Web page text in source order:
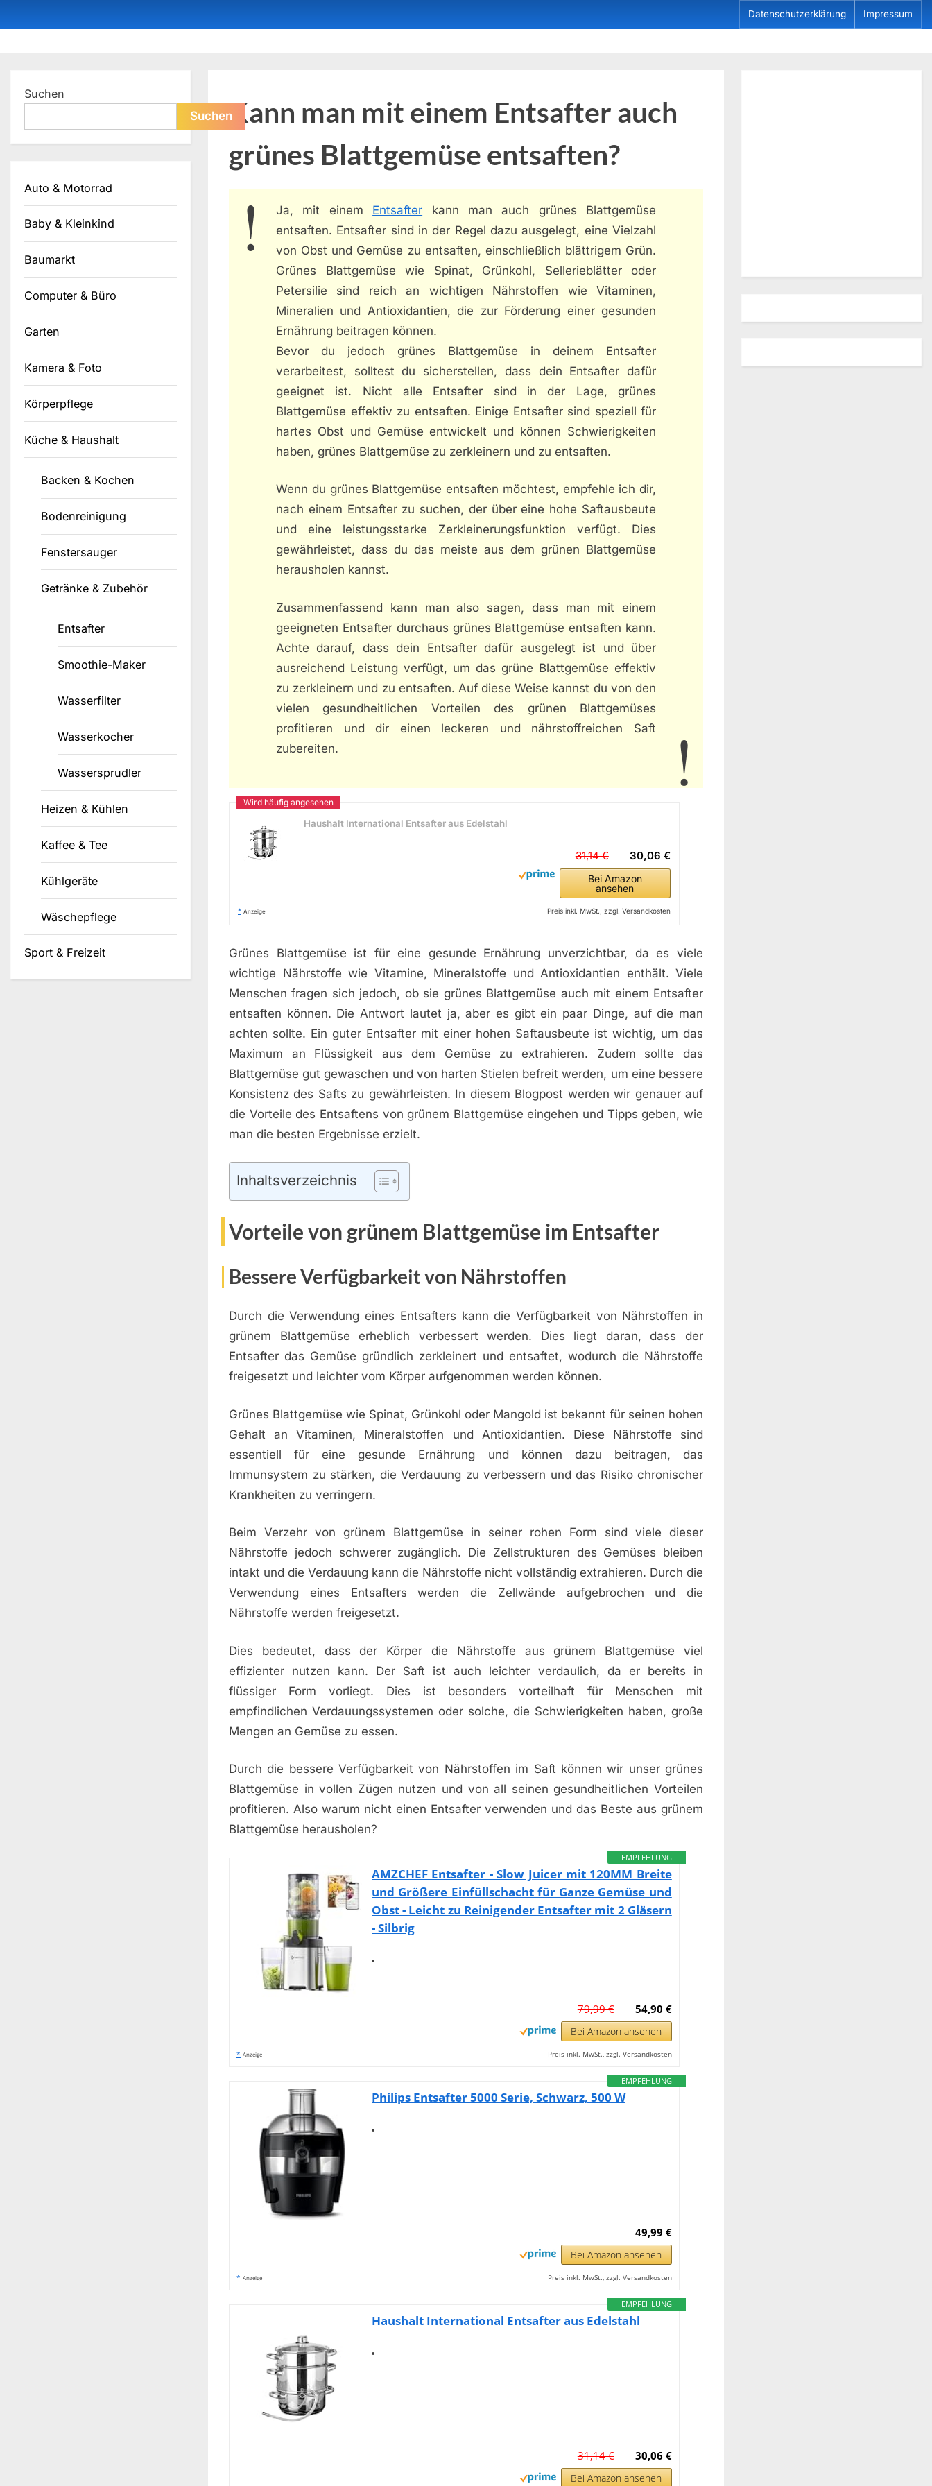
to
Datenschutzerklärung Impressum
Kann man mit einem Entsafter auch
grünes Blattgemüse entsaften?
Ja, mit einem Entsafter kann man auch grünes Blattgemüse
entsaften. Entsafter sind in der Regel dazu ausgelegt, eine Vielzahl
von Obst und Gemüse zu entsaften, einschließlich blättrigem Grün.
Grünes Blattgemüse wie Spinat, Grünkohl, Sellerieblätter oder
Petersilie sind reich an wichtigen Nährstoffen wie Vitaminen,
Mineralien und Antioxidantien, die zur Förderung einer gesunden
Ernährung beitragen können.
Bevor du jedoch grünes Blattgemüse in deinem Entsafter
verarbeitest, solltest du sicherstellen, dass dein Entsafter dafür
geeignet ist. Nicht alle Entsafter sind in der Lage, grünes
Blattgemüse effektiv zu entsaften. Einige Entsafter sind speziell für
hartes Obst und Gemüse entwickelt und können Schwierigkeiten
haben, grünes Blattgemüse zu zerkleinern und zu entsaften.
Wenn du grünes Blattgemüse entsaften möchtest, empfehle ich dir,
nach einem Entsafter zu suchen, der über eine hohe Saftausbeute
und eine leistungsstarke Zerkleinerungsfunktion verfügt. Dies
gewährleistet, dass du das meiste aus dem grünen Blattgemüse
herausholen kannst.
Zusammenfassend kann man also sagen, dass man mit einem
geeigneten Entsafter durchaus grünes Blattgemüse entsaften kann.
Achte darauf, dass dein Entsafter dafür ausgelegt ist und über
ausreichend Leistung verfügt, um das grüne Blattgemüse effektiv
zu zerkleinern und zu entsaften. Auf diese Weise kannst du von den
vielen gesundheitlichen Vorteilen des grünen Blattgemüses
profitieren und dir einen leckeren und nährstoffreichen Saft
zubereiten.
Haushalt International Entsafter aus Edelstahl
30,06 €
31,14 €
Bei Amazon
ansehen
* Anzeige Preis inkl. MwSt., zzgl. Versandkosten
Grünes Blattgemüse ist für eine gesunde Ernährung unverzichtbar, da es viele
wichtige Nährstoffe wie Vitamine, Mineralstoffe und Antioxidantien enthält. Viele
Menschen fragen sich jedoch, ob sie grünes Blattgemüse auch mit einem Entsafter
entsaften können. Die Antwort lautet ja, aber es gibt ein paar Dinge, auf die man
achten sollte. Ein guter Entsafter mit einer hohen Saftausbeute ist wichtig, um das
Maximum an Flüssigkeit aus dem Gemüse zu extrahieren. Zudem sollte das
Blattgemüse gut gewaschen und von harten Stielen befreit werden, um eine bessere
Konsistenz des Safts zu gewährleisten. In diesem Blogpost werden wir genauer auf
die Vorteile des Entsaftens von grünem Blattgemüse eingehen und Tipps geben, wie
man die besten Ergebnisse erzielt.
Inhaltsverzeichnis
Vorteile von grünem Blattgemüse im Entsafter
Bessere Verfügbarkeit von Nährstoffen
Durch die Verwendung eines Entsafters kann die Verfügbarkeit von Nährstoffen in
grünem Blattgemüse erheblich verbessert werden. Dies liegt daran, dass der
Entsafter das Gemüse gründlich zerkleinert und entsaftet, wodurch die Nährstoffe
freigesetzt und leichter vom Körper aufgenommen werden können.
Grünes Blattgemüse wie Spinat, Grünkohl oder Mangold ist bekannt für seinen hohen
Gehalt an Vitaminen, Mineralstoffen und Antioxidantien. Diese Nährstoffe sind
essentiell für eine gesunde Ernährung und können dazu beitragen, das
Immunsystem zu stärken, die Verdauung zu verbessern und das Risiko chronischer
Krankheiten zu verringern.
Beim Verzehr von grünem Blattgemüse in seiner rohen Form sind viele dieser
Nährstoffe jedoch schwerer zugänglich. Die Zellstrukturen des Gemüses bleiben
intakt und die Verdauung kann die Nährstoffe nicht vollständig extrahieren. Durch die
Verwendung eines Entsafters werden die Zellwände aufgebrochen und die
Nährstoffe werden freigesetzt.
Dies bedeutet, dass der Körper die Nährstoffe aus grünem Blattgemüse viel
effizienter nutzen kann. Der Saft ist auch leichter verdaulich, da er bereits in
flüssiger Form vorliegt. Dies ist besonders vorteilhaft für Menschen mit
empfindlichen Verdauungssystemen oder solche, die Schwierigkeiten haben, große
Mengen an Gemüse zu essen.
Durch die bessere Verfügbarkeit von Nährstoffen im Saft können wir unser grünes
Blattgemüse in vollen Zügen nutzen und von all seinen gesundheitlichen Vorteilen
profitieren. Also warum nicht einen Entsafter verwenden und das Beste aus grünem
Blattgemüse herausholen?
EMPFEHLUNG
AMZCHEF Entsafter - Slow Juicer mit 120MM Breite
und Größere Einfüllschacht für Ganze Gemüse und
Obst - Leicht zu Reinigender Entsafter mit 2 Gläsern
- Silbrig
54,90 €
79,99 €
Bei Amazon ansehen
* Anzeige Preis inkl. MwSt., zzgl. Versandkosten
EMPFEHLUNG
Philips Entsafter 5000 Serie, Schwarz, 500 W
49,99 €
Bei Amazon ansehen
* Anzeige Preis inkl. MwSt., zzgl. Versandkosten
EMPFEHLUNG
Haushalt International Entsafter aus Edelstahl
30,06 €
31,14 €
Bei Amazon ansehen
Suchen
Suchen
Auto & Motorrad
Baby & Kleinkind
Baumarkt
Computer & Büro
Garten
Kamera & Foto
Körperpflege
Küche & Haushalt
Backen & Kochen
Bodenreinigung
Fenstersauger
Getränke & Zubehör
Entsafter
Smoothie-Maker
Wasserfilter
Wasserkocher
Wassersprudler
Heizen & Kühlen
Kaffee & Tee
Kühlgeräte
Wäschepflege
Sport & Freizeit